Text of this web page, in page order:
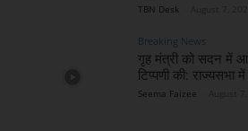
TBN Desk
Breaking News
गृह मंत्री को सदन में
टिप्पणी की: राज्यसभा
Seema Faizee